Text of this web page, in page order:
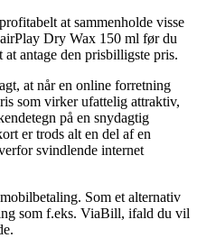
at sammenholde visse
Dry Wax 150 ml før du
at antage den prisbilligste pris.
at når en online forretning
som virker ufattelig attraktiv,
på en snydagtig
er trods alt en del af en
svindlende internet
Som et alternativ
som f.eks. ViaBill, ifald du vil